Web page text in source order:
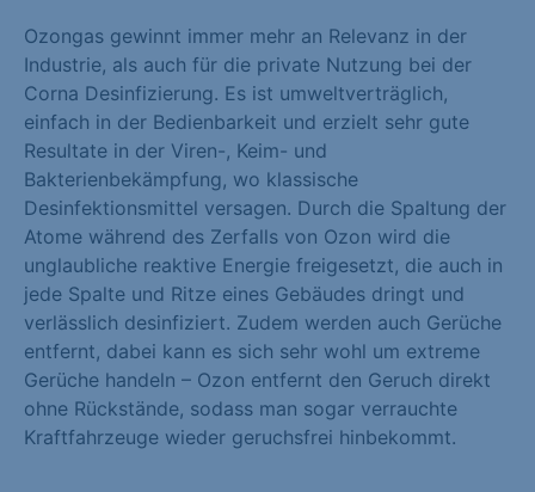
Ozongas gewinnt immer mehr an Relevanz in der
Industrie, als auch für die private Nutzung bei der
Corna Desinfizierung. Es ist umweltverträglich,
einfach in der Bedienbarkeit und erzielt sehr gute
Resultate in der Viren-, Keim- und
Bakterienbekämpfung, wo klassische
Desinfektionsmittel versagen. Durch die Spaltung der
Atome während des Zerfalls von Ozon wird die
unglaubliche reaktive Energie freigesetzt, die auch in
jede Spalte und Ritze eines Gebäudes dringt und
verlässlich desinfiziert. Zudem werden auch Gerüche
entfernt, dabei kann es sich sehr wohl um extreme
Gerüche handeln – Ozon entfernt den Geruch direkt
ohne Rückstände, sodass man sogar verrauchte
Kraftfahrzeuge wieder geruchsfrei hinbekommt.
dies, indem sie Besucher über Websites hinweg verfolgen.
Cookie-Informationen anzeigen
Externe Medien (1)
Inhalte von Videoplattformen und Social-Media-Plattformen
werden standardmäßig blockiert. Wenn Cookies von externen
Medien akzeptiert werden, bedarf der Zugriff auf diese Inhalte
keiner manuellen Einwilligung mehr.
Cookie-Informationen anzeigen
Datenschutzerklärung Impressum